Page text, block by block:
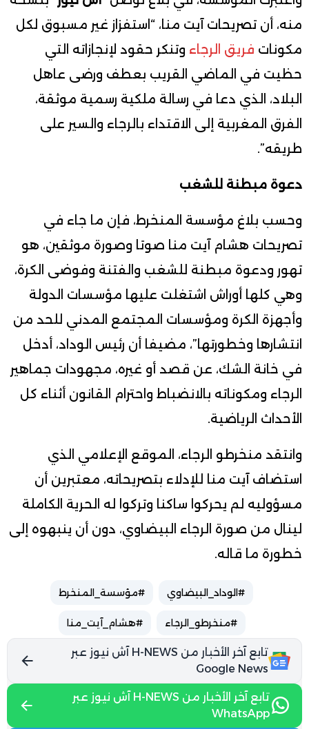
منه، أن تصريحات آيت منا، “استفزاز غير مسبوق لكل
مكونات فريق الرجاء وتنكر حقود لإنجازاته التي
حظيت في الماضي القريب بعطف ورضى عاهل
البلاد، الذي دعا في رسالة ملكية رسمية موثقة،
الفرق المغربية إلى الاقتداء بالرجاء والسير على
طريقه”.
دعوة مبطنة للشغب
وحسب بلاغ مؤسسة المنخرط، فإن ما جاء في
تصريحات هشام آيت منا صوتا وصورة موثقين، هو
تهور ودعوة مبطنة للشغب والفتنة وفوضى الكرة،
وهي كلها أوراش اشتغلت عليها مؤسسات الدولة
وأجهزة الكرة ومؤسسات المجتمع المدني للحد من
انتشارها وخطورتها”، مضيفا أن رئيس الوداد، أدخل
في خانة الشك، عن قصد أو غيره، مجهودات جماهير
الرجاء ومكوناته بالانضباط واحترام القانون أثناء كل
الأحداث الرياضية.
وانتقد منخرطو الرجاء، الموقع الإعلامي الذي
استضاف آيت منا للإدلاء بتصريحاته، معتبرين أن
مسؤوليه لم يحركوا ساكنا وتركوا له الحرية الكاملة
لينال من صورة الرجاء البيضاوي، دون أن ينبهوه إلى
خطورة ما قاله.
#الوداد_البيضاوي #مؤسسة_المنخرط
#منخرطو_الرجاء #هشام_آيت_منا
تابع آخر الأخبار من H-NEWS آش نيوز عبر
Google News
تابع آخر الأخبار من H-NEWS آش نيوز عبر
WhatsApp